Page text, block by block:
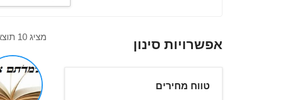
אפשרויות סינון
טווח מחירים
מציג 10 תוצאות מתוך 30